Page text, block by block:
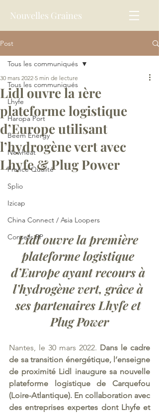
Nouvelles Graines
Post
Tous les communiqués
Lhyfe
Haropa Port
Beem Energy
Newheat
France Qualité
Splio
Izicap
China Connect / Asia Loopers
Conseils RP
Tous les communiqués
Lidl ouvre la 1ère
plateforme logistique
d’Europe utilisant
l’hydrogène vert avec
Lhyfe & Plug Power
30 mars 2022 5 min de lecture
Lidl ouvre la première
plateforme logistique
d’Europe ayant recours à
l’hydrogène vert, grâce à
ses partenaires Lhyfe et
Plug Power
Nantes, le 30 mars 2022. Dans le cadre
de sa transition énergétique, l’enseigne
de proximité Lidl inaugure sa nouvelle
plateforme logistique de Carquefou
(Loire-Atlantique). En collaboration avec
des entreprises expertes dont Lhyfe et